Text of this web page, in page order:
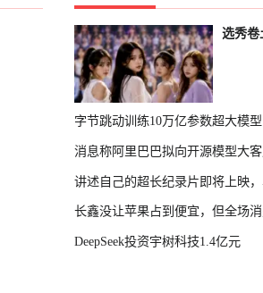
选秀卷
字节跳动训练10万亿参数超大模
消息称阿里巴巴拟向开源模型大
讲述自己的超长纪录片即将上映
长鑫没让苹果占到便宜，但全场
DeepSeek投资宇树科技1.4亿元